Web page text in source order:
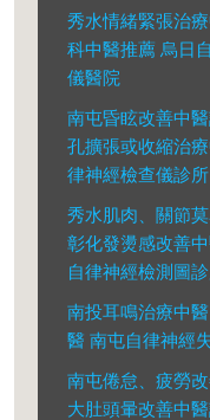
秀水情緒緊張治
科中醫推薦 烏日
儀醫院
南屯昏眩改善中
孔擴張或收縮治
律神經檢查儀診所
秀水肌肉、關節
彰化發燙感改善
自律神經檢測圖
南投耳鳴治療中
醫 南屯自律神經
南屯倦怠、疲勞
大肚頭暈改善中